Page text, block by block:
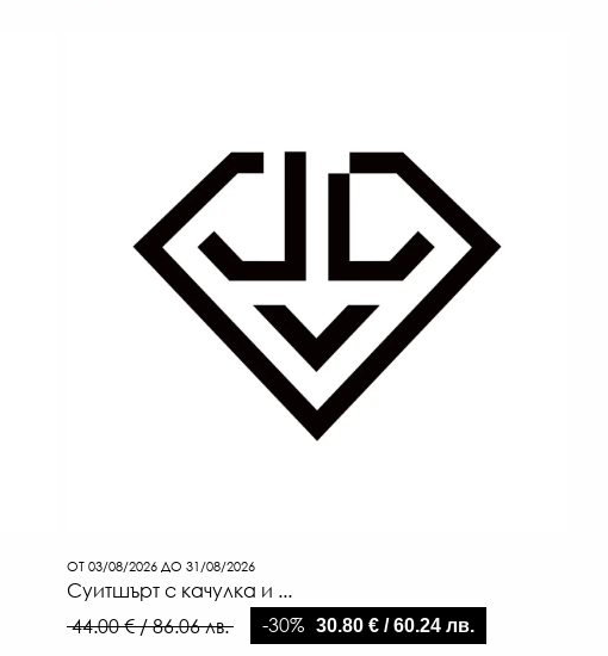
ОТ 03/08/2026 ДО 31/08/2026
Суитшърт с качулка и ...
44.00 € / 86.06 лв.
-30% 30.80 € / 60.24 лв.